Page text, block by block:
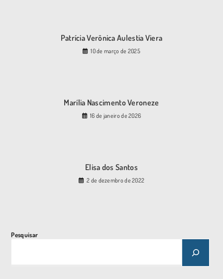
Patrícia Verônica Aulestia Viera
10 de março de 2025
Marília Nascimento Veroneze
16 de janeiro de 2026
Elisa dos Santos
2 de dezembro de 2022
Pesquisar